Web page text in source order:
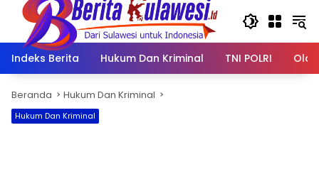
Langsung
konten
Indeks Berita
Hukum Dan Kriminal TNI POLRI
Beranda Hukum Dan Kriminal
Hukum Dan Kriminal